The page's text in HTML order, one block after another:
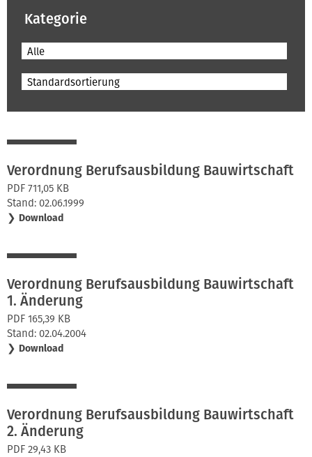
Kategorie
Alle
Standardsortierung
Verordnung Berufsausbildung Bauwirtschaft
PDF 711,05 KB
Stand: 02.06.1999
❯ Download
Verordnung Berufsausbildung Bauwirtschaft
1. Änderung
PDF 165,39 KB
Stand: 02.04.2004
❯ Download
Verordnung Berufsausbildung Bauwirtschaft
2. Änderung
PDF 29,43 KB